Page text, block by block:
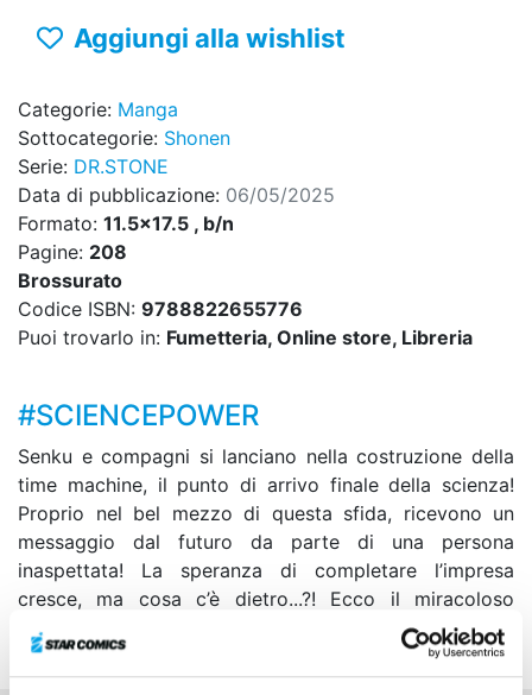
Aggiungi alla wishlist
Categorie: Manga
Sottocategorie: Shonen
Serie: DR.STONE
Data di pubblicazione: 06/05/2025
Formato: 11.5x17.5 , b/n
Pagine: 208
Brossurato
Codice ISBN: 9788822655776
Puoi trovarlo in: Fumetteria, Online store, Libreria
#SCIENCEPOWER
Senku e compagni si lanciano nella costruzione della
time machine, il punto di arrivo finale della scienza!
Proprio nel bel mezzo di questa sfida, ricevono un
messaggio dal futuro da parte di una persona
inaspettata! La speranza di completare l’impresa
cresce, ma cosa c’è dietro...?! Ecco il miracoloso
seguito, l’unico e solo diario di avventure della scienza!